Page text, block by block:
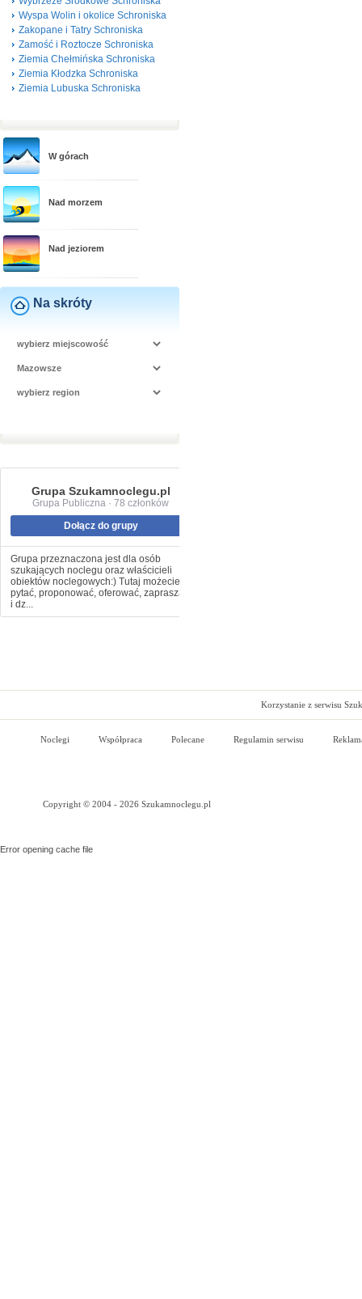
Wyspa Wolin i okolice Schroniska
Zakopane i Tatry Schroniska
Zamość i Roztocze Schroniska
Ziemia Chełmińska Schroniska
Ziemia Kłodzka Schroniska
Ziemia Lubuska Schroniska
W górach
Nad morzem
Nad jeziorem
Na skróty
Grupa Szukamnoclegu.pl
Grupa Publiczna · 78 członków
Dołącz do grupy
Grupa przeznaczona jest dla osób
szukających noclegu oraz właścicieli
obiektów noclegowych:) Tutaj możecie
pytać, proponować, oferować, zapraszać
i dz...
Korzystanie z serwisu
Noclegi Współpraca Polecane Regulamin serwisu
Copyright © 2004 - 2026 Szukamnoclegu.pl
Error opening cache file